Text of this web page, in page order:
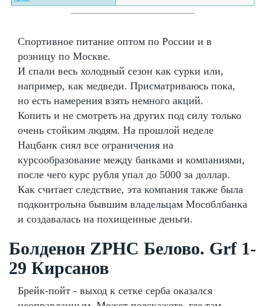
Спортивное питание оптом по России и в
розницу по Москве.
И спали весь холодный сезон как сурки или,
например, как медведи. Присматриваюсь пока,
но есть намерения взять немного акций.
Копить и не смотреть на других под силу только
очень стойким людям. На прошлой неделе
Нацбанк снял все ограничения на
курсообразование между банками и компаниями,
после чего курс рубля упал до 5000 за доллар.
Как считает следствие, эта компания также была
подконтрольна бывшим владельцам Мособлбанка
и создавалась на похищенные деньги.
Болденон ZPHC Белово. Grf 1-
29 Кирсанов
Брейк-пойт - выход к сетке серба оказался